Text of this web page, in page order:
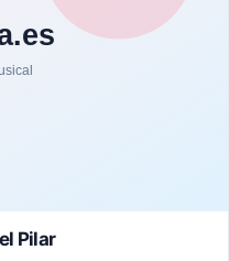
Pilar